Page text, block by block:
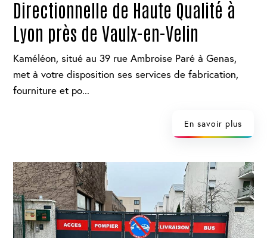
Directionnelle de Haute Qualité à
Lyon près de Vaulx-en-Velin
Kaméléon, situé au 39 rue Ambroise Paré à Genas,
met à votre disposition ses services de fabrication,
fourniture et po...
En savoir plus